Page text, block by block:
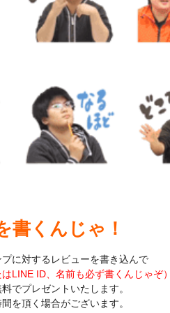
書くんじゃ！
に対するレビューを書き込んで
はLINE ID、名前も必ず書くんじゃぞ
でプレゼントいたします。
を頂く場合がございます。